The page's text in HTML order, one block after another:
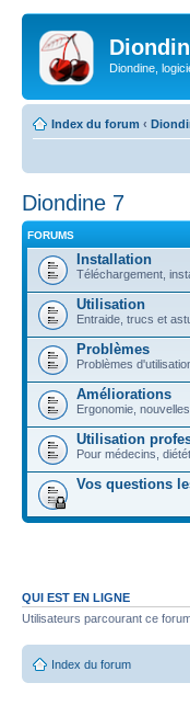
Diondine,
Index du forum ‹
Diondine 7
FORUMS
Installation
Téléchargement,
Utilisation
Entraide, trucs et
Problèmes
Problèmes
Améliorations
Ergonomie,
Utilisation
Pour médecins,
Vos questions
QUI EST EN LIGNE
Utilisateurs parcourant ce
Index du forum